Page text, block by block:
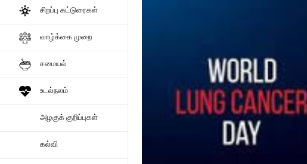
சிறப்பு கட்டுரைகள்
வாழ்க்கை முறை
சமையல்
உடல்நலம்
அழகுக் குறிப்புகள்
கல்வி